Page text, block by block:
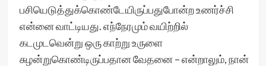
பசியெடுத்துக்கொண்டேயிருப்பதுபோன்ற உணர்ச்சி
என்னை வாட்டியது. எந்நேரமும் வயிற்றில்
கடமுடவென்று ஒரு காற்று உருளை
சுழன்றுகொண்டிருப்பதான வேதனை – என்றாலும், நான்